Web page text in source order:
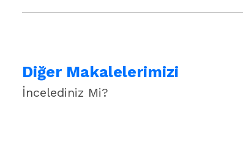
Diğer Makalelerimizi
İncelediniz Mi?